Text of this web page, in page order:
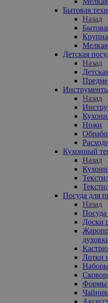
Бытовая
Назад
Детская
Назад
Назад
Ножи
Кухонный
Назад
Посуда для
Назад
Посуда
Доски
Лотки
Формы